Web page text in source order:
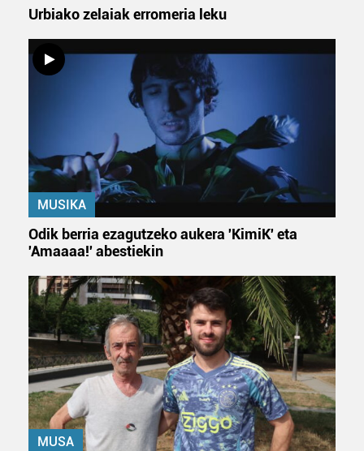
Urbiako zelaiak erromeria leku
MUSIKA
Odik berria ezagutzeko aukera 'KimiK' eta
'Amaaaa!' abestiekin
MUSA